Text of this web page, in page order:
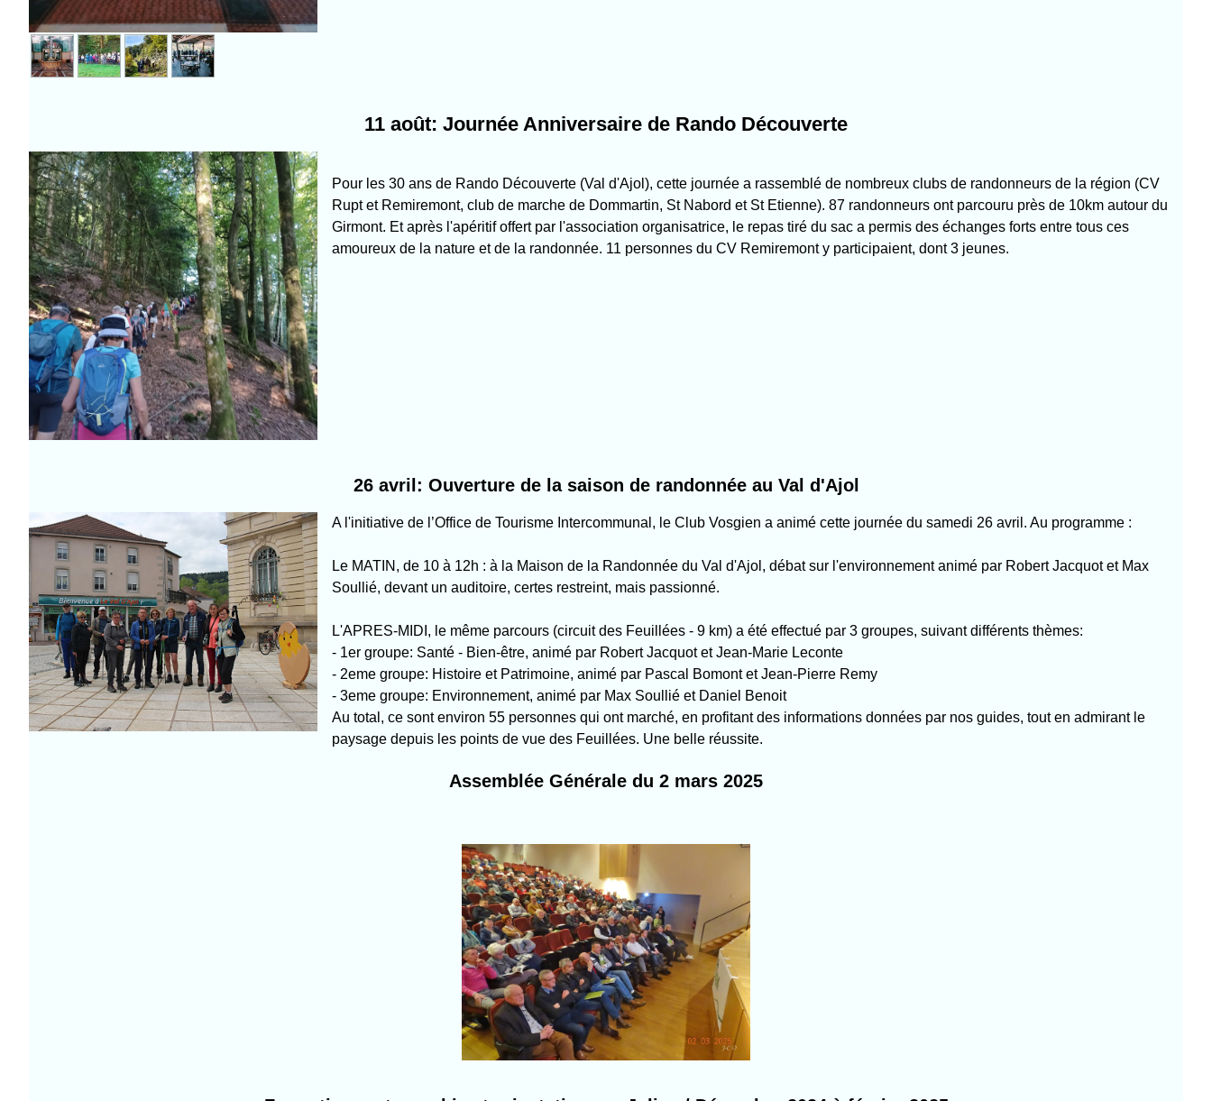
11 août: Journée Anniversaire de Rando Découverte
Pour les 30 ans de Rando Découverte (Val d'Ajol), cette journée a rassemblé de nombreux clubs de randonneurs de la région (CV
Rupt et Remiremont, club de marche de Dommartin, St Nabord et St Etienne). 87 randonneurs ont parcouru près de 10km autour du
Girmont. Et après l'apéritif offert par l'association organisatrice, le repas tiré du sac a permis des échanges forts entre tous ces
amoureux de la nature et de la randonnée. 11 personnes du CV Remiremont y participaient, dont 3 jeunes.
26 avril: Ouverture de la saison de randonnée au Val d'Ajol
A l'initiative de l’Office de Tourisme Intercommunal, le Club Vosgien a animé cette journée du samedi 26 avril. Au programme :
Le MATIN, de 10 à 12h : à la Maison de la Randonnée du Val d'Ajol, débat sur l'environnement animé par Robert Jacquot et Max
Soullié, devant un auditoire, certes restreint, mais passionné.
L'APRES-MIDI, le même parcours (circuit des Feuillées - 9 km) a été effectué par 3 groupes, suivant différents thèmes:
- 1er groupe: Santé - Bien-être, animé par Robert Jacquot et Jean-Marie Leconte
- 2eme groupe: Histoire et Patrimoine, animé par Pascal Bomont et Jean-Pierre Remy
- 3eme groupe: Environnement, animé par Max Soullié et Daniel Benoit
Au total, ce sont environ 55 personnes qui ont marché, en profitant des informations données par nos guides, tout en admirant le
paysage depuis les points de vue des Feuillées. Une belle réussite.
Assemblée Générale du 2 mars 2025